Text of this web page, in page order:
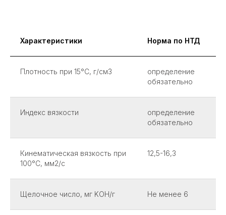
Характеристики Норма по НТД
Плотность при 15°С, г/см3
определение
обязательно
Индекс вязкости
определение
обязательно
Кинематическая вязкость при
100°С, мм2/с
12,5-16,3
Щелочное число, мг KOH/г Не менее 6